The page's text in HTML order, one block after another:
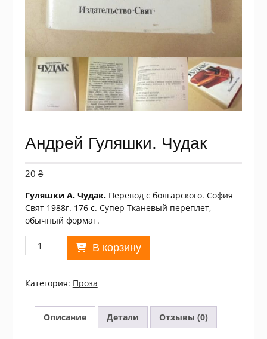
Андрей Гуляшки. Чудак
20 ₴
Гуляшки А. Чудак. Перевод с болгарского. София
Свят 1988г. 176 с. Супер Тканевый переплет,
обычный формат.
Количество
товара
Гуляшки.
В корзину
Категория: Проза
Описание Детали Отзывы (0)